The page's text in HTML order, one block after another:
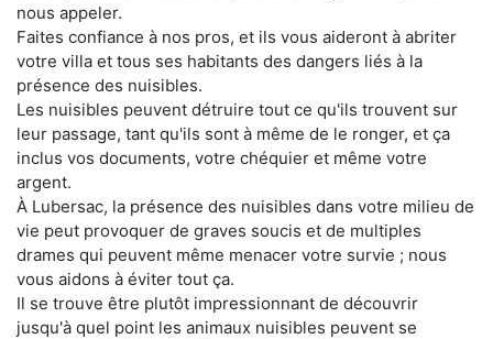
nous appeler.
Faites confiance à nos pros, et ils vous aideront à abriter
votre villa et tous ses habitants des dangers liés à la
présence des nuisibles.
Les nuisibles peuvent détruire tout ce qu'ils trouvent sur
leur passage, tant qu'ils sont à même de le ronger, et ça
inclus vos documents, votre chéquier et même votre
argent.
À Lubersac, la présence des nuisibles dans votre milieu de
vie peut provoquer de graves soucis et de multiples
drames qui peuvent même menacer votre survie ; nous
vous aidons à éviter tout ça.
Il se trouve être plutôt impressionnant de découvrir
jusqu'à quel point les animaux nuisibles peuvent se